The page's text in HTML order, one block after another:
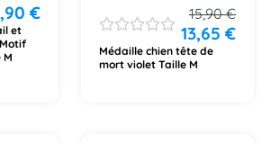
€
et
15,90€
13,65€
Médaille chien tête de
mort violet Taille M